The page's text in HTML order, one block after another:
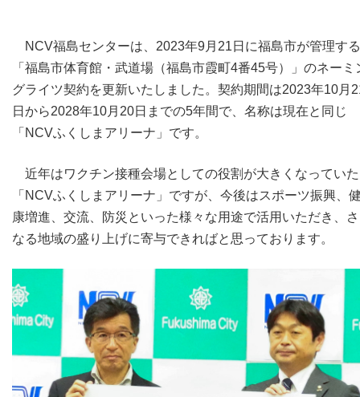
NCV福島センターは、2023年9月21日に福島市が管理する
「福島市体育館・武道場（福島市霞町4番45号）」のネーミ
グライツ契約を更新いたしました。契約期間は2023年10月
日から2028年10月20日までの5年間で、名称は現在と同じ
「NCVふくしまアリーナ」です。
近年はワクチン接種会場としての役割が大きくなっていた
「NCVふくしまアリーナ」ですが、今後はスポーツ振興、
康増進、交流、防災といった様々な用途で活用いただき、
なる地域の盛り上げに寄与できればと思っております。